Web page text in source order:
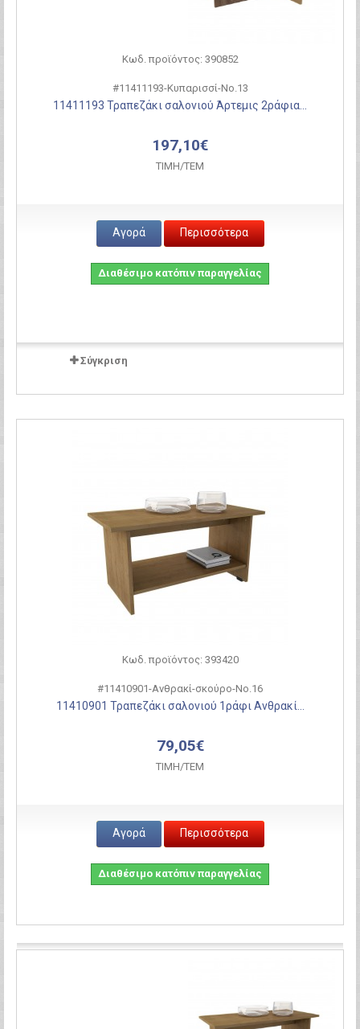
Κωδ. προϊόντος: 390852
#11411193-Κυπαρισσί-Νο.13
11411193 Τραπεζάκι σαλονιού Άρτεμις 2ράφια...
197,10€
ΤΙΜH/ΤΕΜ
Αγορά Περισσότερα
Διαθέσιμο κατόπιν παραγγελίας
Σύγκριση
Κωδ. προϊόντος: 393420
#11410901-Ανθρακί-σκούρο-Νο.16
11410901 Τραπεζάκι σαλονιού 1ράφι Ανθρακί...
79,05€
ΤΙΜH/ΤΕΜ
Αγορά Περισσότερα
Διαθέσιμο κατόπιν παραγγελίας